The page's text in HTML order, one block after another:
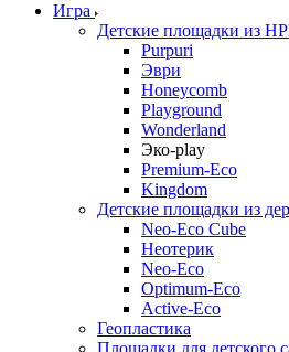
Игра
Детские площадки из
Purpuri
Эври
Honeycomb
Playground
Wonderland
Эко-play
Premium-Eco
Kingdom
Детские площадки из
Neo-Eco Cube
Неотерик
Neo-Eco
Оptimum-Еco
Active-Eco
Геопластика
Площадки для детского